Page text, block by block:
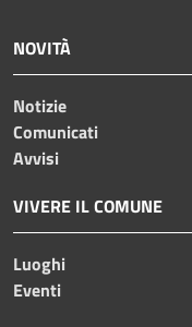
NOVITÀ
Notizie
Comunicati
Avvisi
VIVERE IL COMUNE
Luoghi
Eventi